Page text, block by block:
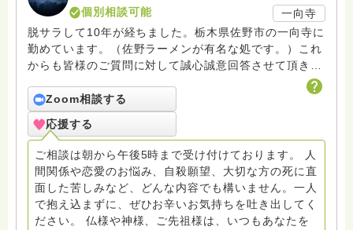
個別相談可能
一向寺
脱サラして10年が経ちました。栃木県佐野市の一向寺に
勤めています。（佐野ラーメンが有名な処です。）これ
からも皆様のご質問に対して誠心誠意回答させて頂きた
いと存じます。まだまだ修行中の身ですので至らぬ点あ
ろうかとは存じますが共に精進して参りましょうね。お
寺にもお気軽に遊びに来てください。
Zoom相談する
応援する
ご相談は朝から午後5時まで受け付けております。 人
間関係や恋愛のお悩み、自殺願望、大切な方の死に直
面した苦しみなど、どんな内容でも構いません。一人
で抱え込まずに、ぜひお辛いお気持ちを吐き出してく
ださい。 仏様や神様、ご先祖様は、いつもあなたを